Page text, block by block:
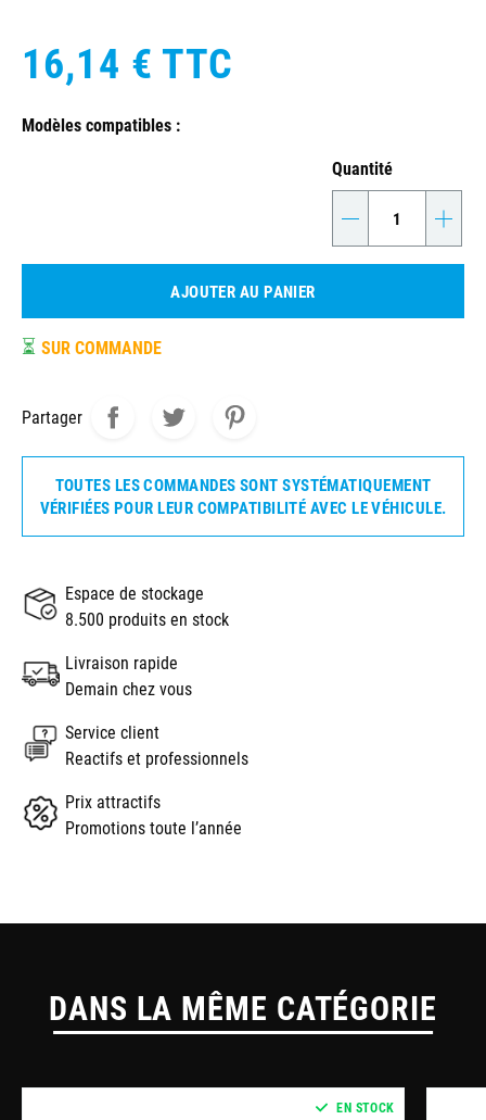
16,14 € TTC
Modèles compatibles :
Quantité
- +
AJOUTER AU PANIER
⏳ SUR COMMANDE
Partager
TOUTES LES COMMANDES SONT SYSTÉMATIQUEMENT
VÉRIFIÉES POUR LEUR COMPATIBILITÉ AVEC LE VÉHICULE.
Espace de stockage
8.500 produits en stock
Livraison rapide
Demain chez vous
Service client
Reactifs et professionnels
Prix attractifs
Promotions toute l’année
DANS LA MÊME CATÉGORIE
EN STOCK